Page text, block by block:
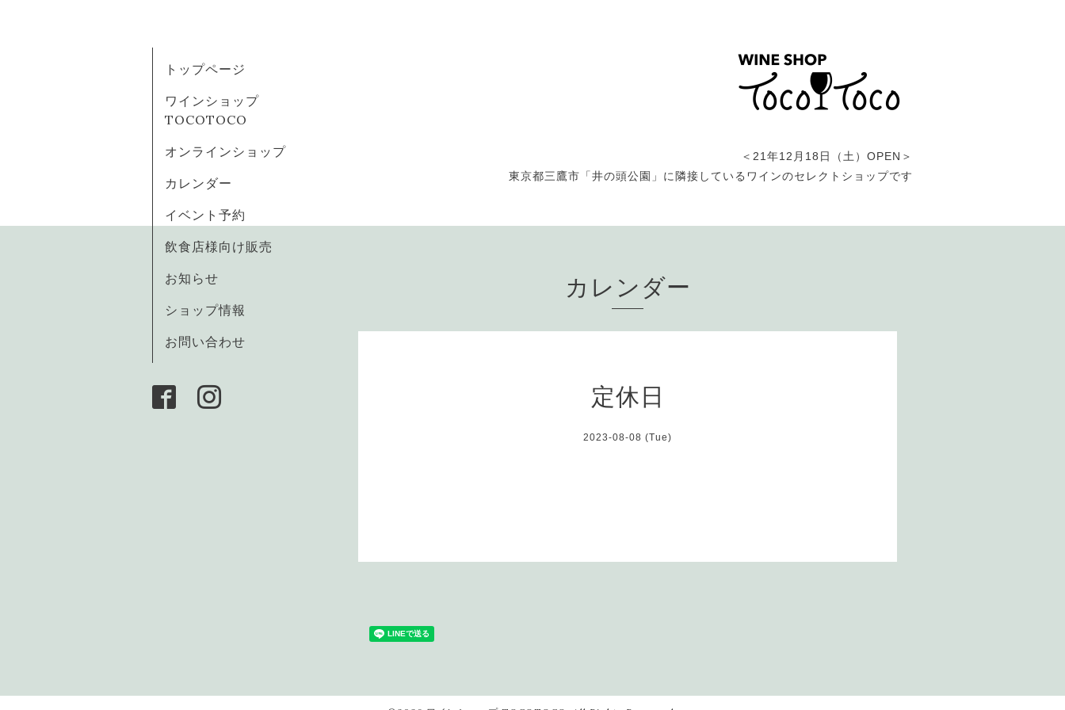
＜21年12月18日（土）OPEN＞
東京都三鷹市「井の頭公園」に隣接しているワインのセレクトショップです
トップページ
ワインショップ
TOCOTOCO
オンラインショップ
カレンダー
イベント予約
飲食店様向け販売
お知らせ
ショップ情報
お問い合わせ
カレンダー
定休日
2023-08-08 (Tue)